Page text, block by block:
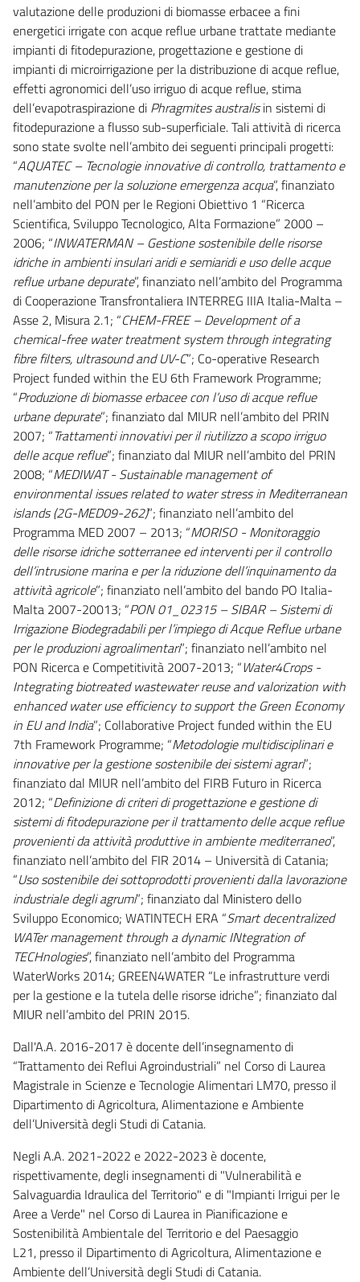
valutazione delle produzioni di biomasse erbacee a fini
energetici irrigate con acque reflue urbane trattate mediante
impianti di fitodepurazione, progettazione e gestione di
impianti di microirrigazione per la distribuzione di acque reflue,
effetti agronomici dell’uso irriguo di acque reflue, stima
dell’evapotraspirazione di Phragmites australisin sistemi di
fitodepurazione a flusso sub-superficiale. Tali attività di ricerca
sono state svolte nell’ambito dei seguenti principali progetti:
“AQUATEC – Tecnologie innovative di controllo, trattamento e
manutenzione per la soluzione emergenza acqua”, finanziato
nell’ambito del PON per le Regioni Obiettivo 1 “Ricerca
Scientifica, Sviluppo Tecnologico, Alta Formazione” 2000 –
2006; “INWATERMAN – Gestione sostenibile delle risorse
idriche in ambienti insulari aridi e semiaridi e uso delle acque
reflue urbane depurate”, finanziato nell’ambito del Programma
di Cooperazione Transfrontaliera INTERREG IIIA Italia-Malta –
Asse 2, Misura 2.1; “CHEM-FREE – Development of a
chemical-free water treatment system through integrating
fibre filters, ultrasound and UV-C”; Co-operative Research
Project funded within the EU 6th Framework Programme;
“Produzione di biomasse erbacee con l’uso di acque reflue
urbane depurate”; finanziato dal MIUR nell’ambito del PRIN
2007; “Trattamenti innovativi per il riutilizzo a scopo irriguo
delle acque reflue”; finanziato dal MIUR nell’ambito del PRIN
2008; “MEDIWAT - Sustainable management of
environmental issues related to water stress in Mediterranean
islands (2G-MED09-262)”; finanziato nell’ambito del
Programma MED 2007 – 2013; “MORISO - Monitoraggio
delle risorse idriche sotterranee ed interventi per il controllo
dell’intrusione marina e per la riduzione dell’inquinamento da
attività agricole”; finanziato nell’ambito del bando PO Italia-
Malta 2007-20013; “PON 01_02315 – SIBAR – Sistemi di
Irrigazione Biodegradabili per l’impiego di Acque Reflue urbane
per le produzioni agroalimentari”; finanziato nell’ambito nel
PON Ricerca e Competitività 2007-2013; “Water4Crops -
Integrating biotreated wastewater reuse and valorization with
enhanced water use efficiency to support the Green Economy
in EU and India”; Collaborative Project funded within the EU
7th Framework Programme; “Metodologie multidisciplinari e
innovative per la gestione sostenibile dei sistemi agrari”;
finanziato dal MIUR nell’ambito del FIRB Futuro in Ricerca
2012; “Definizione di criteri di progettazione e gestione di
sistemi di fitodepurazione per il trattamento delle acque reflue
provenienti da attività produttive in ambiente mediterraneo”,
finanziato nell’ambito del FIR 2014 – Università di Catania;
“Uso sostenibile dei sottoprodotti provenienti dalla lavorazione
industriale degli agrumi”; finanziato dal Ministero dello
Sviluppo Economico; WATINTECH ERA “Smart decentralized
WATer management through a dynamic INtegration of
TECHnologies”, finanziato nell’ambito del Programma
WaterWorks 2014; GREEN4WATER “Le infrastrutture verdi
per la gestione e la tutela delle risorse idriche”; finanziato dal
MIUR nell’ambito del PRIN 2015.
Dall'A.A. 2016-2017 è docente dell’insegnamento di
“Trattamento dei Reflui Agroindustriali” nel Corso di Laurea
Magistrale in Scienze e Tecnologie Alimentari LM70, presso il
Dipartimento di Agricoltura, Alimentazione e Ambiente
dell’Università degli Studi di Catania.
Negli A.A. 2021-2022 e 2022-2023 è docente,
rispettivamente, degli insegnamenti di "Vulnerabilità e
Salvaguardia Idraulica del Territorio" e di "Impianti Irrigui per le
Aree a Verde" nel Corso di Laurea in Pianificazione e
Sostenibilità Ambientale del Territorio e del Paesaggio
L21, presso il Dipartimento di Agricoltura, Alimentazione e
Ambiente dell’Università degli Studi di Catania.